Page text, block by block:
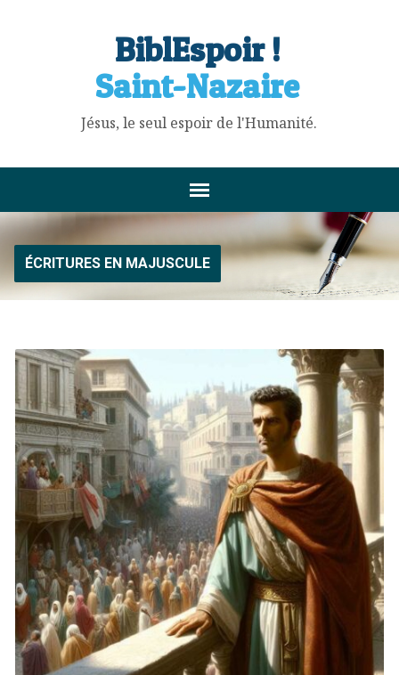
BiblEspoir !
Saint-Nazaire
Jésus, le seul espoir de l'Humanité.
ÉCRITURES EN MAJUSCULE